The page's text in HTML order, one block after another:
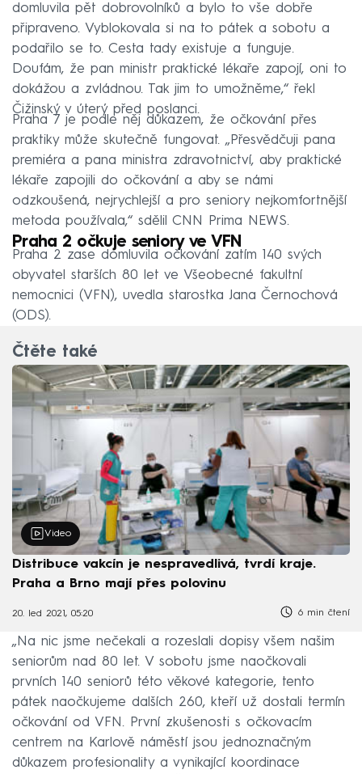
domluvila pět dobrovolníků a bylo to vše dobře
připraveno. Vyblokovala si na to pátek a sobotu a
podařilo se to. Cesta tady existuje a funguje.
Doufám, že pan ministr praktické lékaře zapojí, oni to
dokážou a zvládnou. Tak jim to umožněme,“ řekl
Čižinský v úterý před poslanci.
Praha 7 je podle něj důkazem, že očkování přes
praktiky může skutečně fungovat. „Přesvědčuji pana
premiéra a pana ministra zdravotnictví, aby praktické
lékaře zapojili do očkování a aby se námi
odzkoušená, nejrychlejší a pro seniory nejkomfortnější
metoda používala,“ sdělil CNN Prima NEWS.
Praha 2 očkuje seniory ve VFN
Praha 2 zase domluvila očkování zatím 140 svých
obyvatel starších 80 let ve Všeobecné fakultní
nemocnici (VFN), uvedla starostka Jana Černochová
(ODS).
Čtěte také
Video
Distribuce vakcín je nespravedlivá, tvrdí kraje.
Praha a Brno mají přes polovinu
20. led 2021, 05:20 6 min čtení
„Na nic jsme nečekali a rozeslali dopisy všem našim
seniorům nad 80 let. V sobotu jsme naočkovali
prvních 140 seniorů této věkové kategorie, tento
pátek naočkujeme dalších 260, kteří už dostali termín
očkování od VFN. První zkušenosti s očkovacím
centrem na Karlově náměstí jsou jednoznačným
důkazem profesionality a vynikající koordinace